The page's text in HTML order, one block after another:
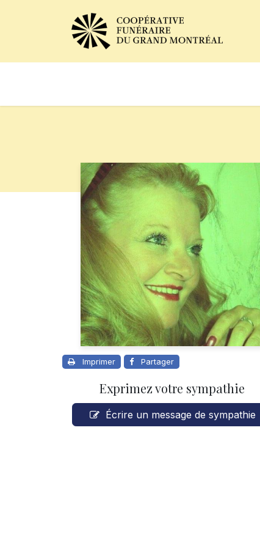
Imprimer Partager
Exprimez votre sympathie
Écrire un message de sympathie